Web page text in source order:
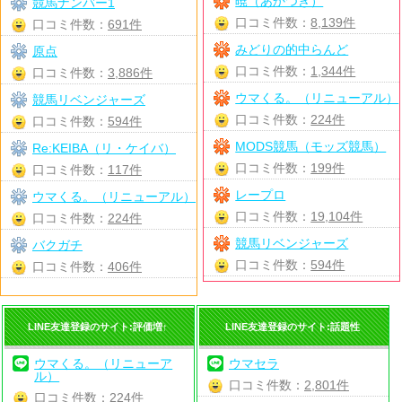
口コミ件数：8,139件
みどりの的中らんど
口コミ件数： 1,344件
ウマくる。（リニューアル）
口コミ件数： 224件
MODS競馬（モッズ競馬）
口コミ件数： 199件
レープロ
口コミ件数： 19,104件
競馬リベンジャーズ
口コミ件数： 594件
口コミ件数： 691件
原点
口コミ件数： 3,886件
競馬リベンジャーズ
口コミ件数： 594件
Re:KEIBA（リ・ケイバ）
口コミ件数： 117件
ウマくる。（リニューアル）
口コミ件数： 224件
バクガチ
口コミ件数： 406件
LINE友達登録のサイト:評価増↑
ウマくる。（リニューア
ル）
口コミ件数： 224件
LINE友達登録のサイト:話題性
ウマセラ
口コミ件数： 2,801件